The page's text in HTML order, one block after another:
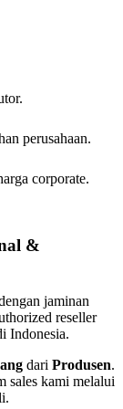
perusahaan.
corporate.
&
jaminan
reseller
Indonesia.
dari Produsen.
sales kami melalui